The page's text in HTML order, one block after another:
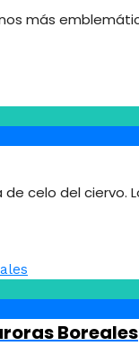
más
de celo del
Boreales